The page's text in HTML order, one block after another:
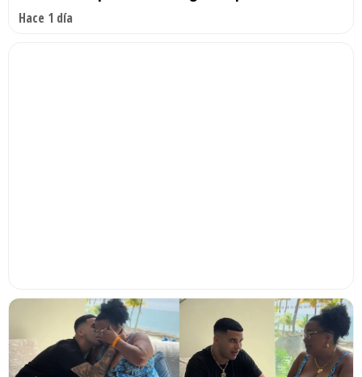
Hace 1 día